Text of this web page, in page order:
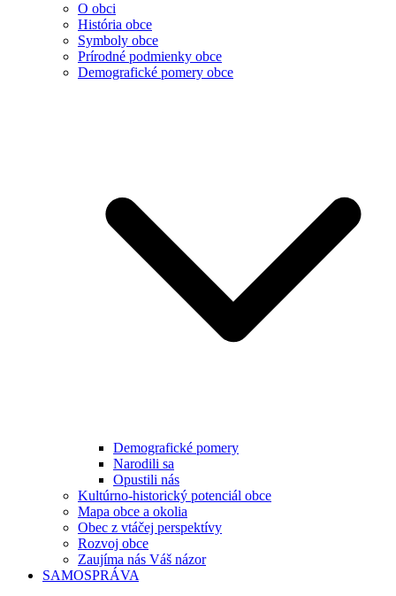
O obci
História obce
Symboly obce
Prírodné podmienky obce
Demografické pomery obce
Demografické pomery
Narodili sa
Opustili nás
Kultúrno-historický potenciál obce
Mapa obce a okolia
Obec z vtáčej perspektívy
Rozvoj obce
Zaujíma nás Váš názor
SAMOSPRÁVA